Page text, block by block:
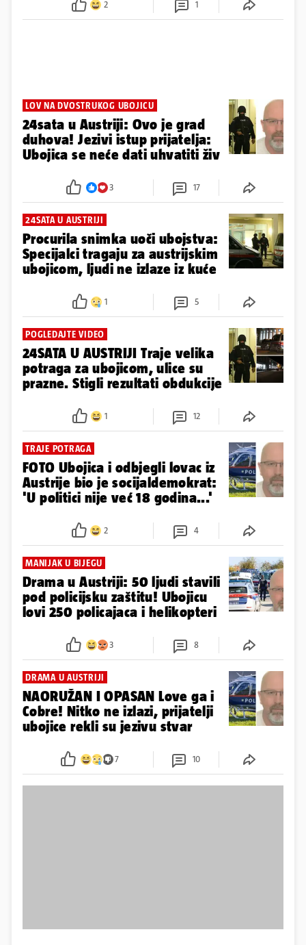
2 1
LOV NA DVOSTRUKOG UBOJICU
24sata u Austriji: Ovo je grad
duhova! Jezivi istup prijatelja:
Ubojica se neće dati uhvatiti živ
3 17
24SATA U AUSTRIJI
Procurila snimka uoči ubojstva:
Specijalci tragaju za austrijskim
ubojicom, ljudi ne izlaze iz kuće
1 5
POGLEDAJTE VIDEO
24SATA U AUSTRIJI Traje velika
potraga za ubojicom, ulice su
prazne. Stigli rezultati obdukcije
1 12
TRAJE POTRAGA
FOTO Ubojica i odbjegli lovac iz
Austrije bio je socijaldemokrat:
'U politici nije već 18 godina...'
2 4
MANIJAK U BIJEGU
Drama u Austriji: 50 ljudi stavili
pod policijsku zaštitu! Ubojicu
lovi 250 policajaca i helikopteri
3 8
DRAMA U AUSTRIJI
NAORUŽAN I OPASAN Love ga i
Cobre! Nitko ne izlazi, prijatelji
ubojice rekli su jezivu stvar
7 10